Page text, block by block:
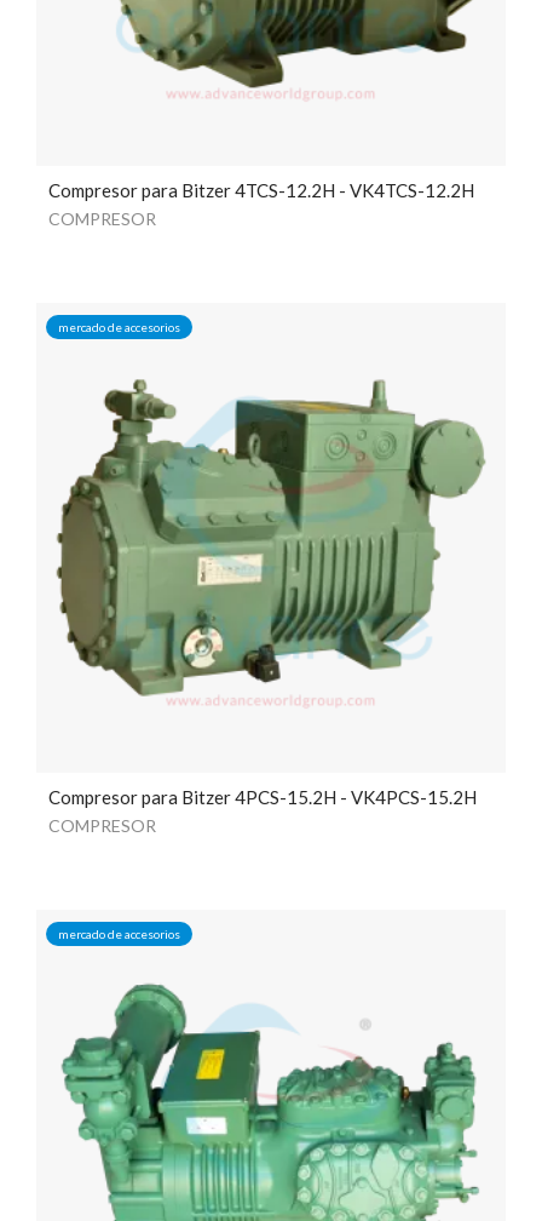
Compresor para Bitzer 4TCS-12.2H - VK4TCS-12.2H
COMPRESOR
mercado de accesorios
Compresor para Bitzer 4PCS-15.2H - VK4PCS-15.2H
COMPRESOR
mercado de accesorios